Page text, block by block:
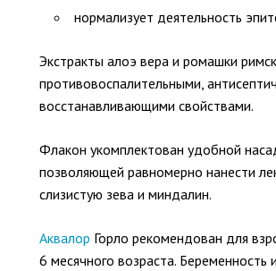
нормализует деятельность
Экстракты алоэ вера и ромашки
противовоспалительными,
восстанавливающими свойствами.
Флакон укомплектован удобной
позволяющей равномерно нанести
слизистую зева и миндалин.
Аквалор Горло рекомендован для
6 месячного возраста. Беременность